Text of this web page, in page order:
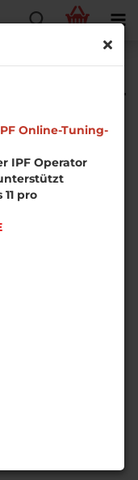
Online-Tuning-
IPF Operator
pro